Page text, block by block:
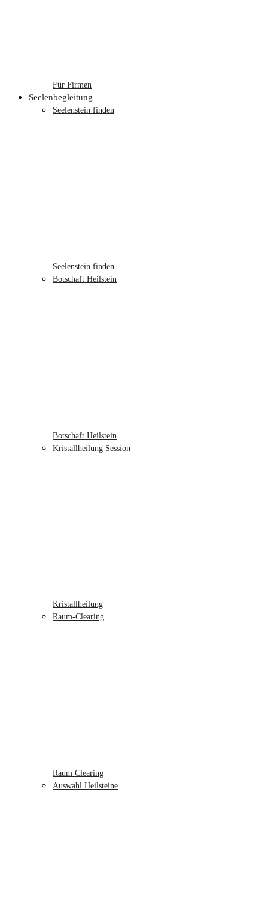
Für Firmen
Seelenbegleitung
Seelenstein finden
Seelenstein finden
Botschaft Heilstein
Botschaft Heilstein
Kristallheilung Session
Kristallheilung
Raum-Clearing
Raum Clearing
Auswahl Heilsteine